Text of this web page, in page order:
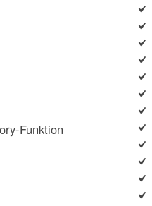
Funktion